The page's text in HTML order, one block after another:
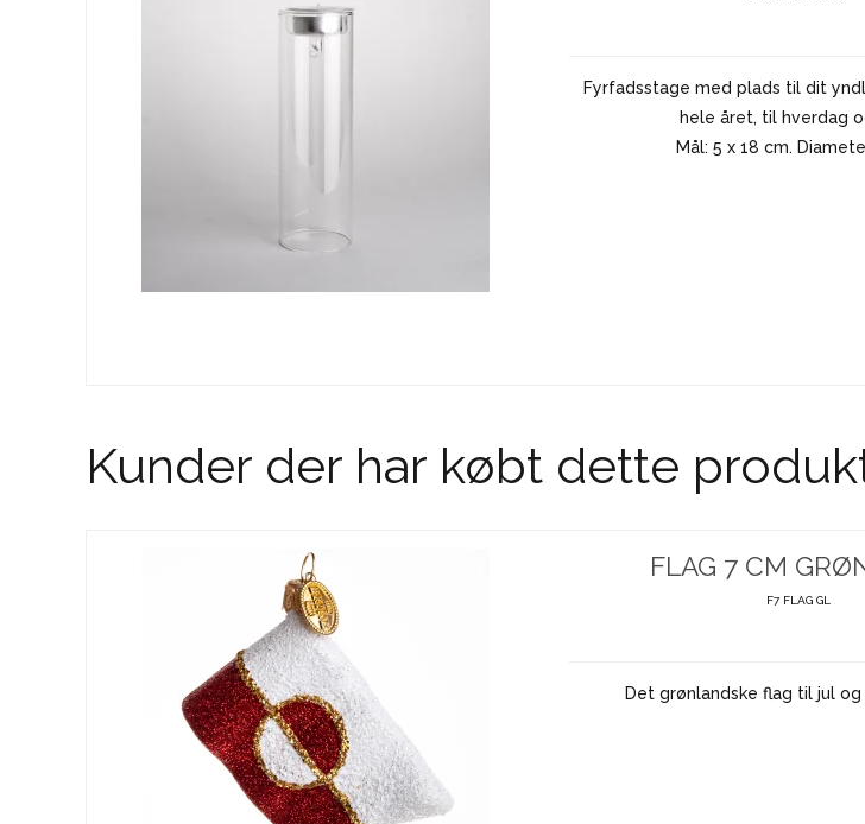
Fyrfadsstage med plads til dit
hele året, til hverdag
Mål: 5 x 18 cm.
Kunder der har købt dette
FLAG 7 CM
F7 FLAG GL
Det grønlandske flag til jul